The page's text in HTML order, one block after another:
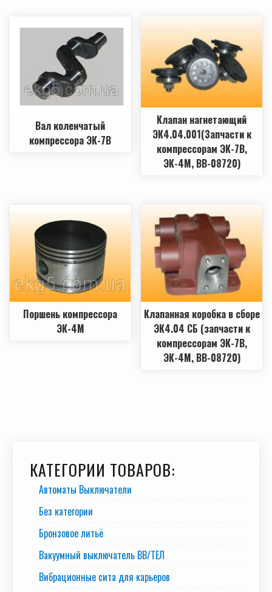
Вал коленчатый
компрессора ЭК-7В
Клапан нагнетающий
ЭК4.04.001(Запчасти к
компрессорам ЭК-7В,
ЭК-4М, ВВ-08720)
Поршень компрессора
ЭК-4М
Клапанная коробка в сборе
ЭК4.04 СБ (запчасти к
компрессорам ЭК-7В,
ЭК-4М, ВВ-08720)
КАТЕГОРИИ ТОВАРОВ:
Автоматы Выключатели
Без категории
Бронзовое литьё
Вакуумный выключатель BB/TEЛ
Вибрационные сита для карьеров